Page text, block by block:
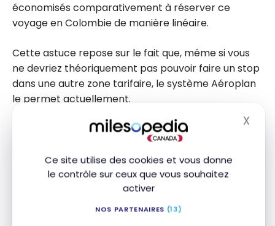
Ce site utilise des cookies et vous donne
le contrôle sur ceux que vous souhaitez
activer
NOS PARTENAIRES (13)
X
économisés comparativement à réserver ce
voyage en Colombie de manière linéaire.
Cette astuce repose sur le fait que, même si vous
ne devriez théoriquement pas pouvoir faire un stop
dans une autre zone tarifaire, le système Aéroplan
le permet actuellement.
À noter : le vol Air Canada entre Montréal et Bogotá
pas de vraie classe affaires
(plutôt de la premium économie). En revanche,
Copa Airlinesou Avianca proposent une classe
affaires « fauteuils » (non-lits plats) sur des
segments comme Bogotá-Panama, ce qui explique